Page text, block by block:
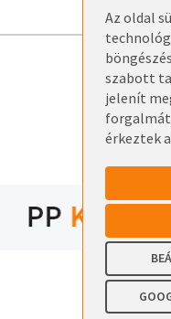
Az oldal
szabott
jelenít
érkeztek